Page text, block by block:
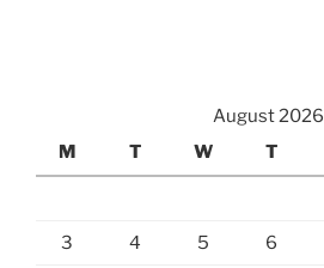
August 2026
M
T W T
3 4 5 6